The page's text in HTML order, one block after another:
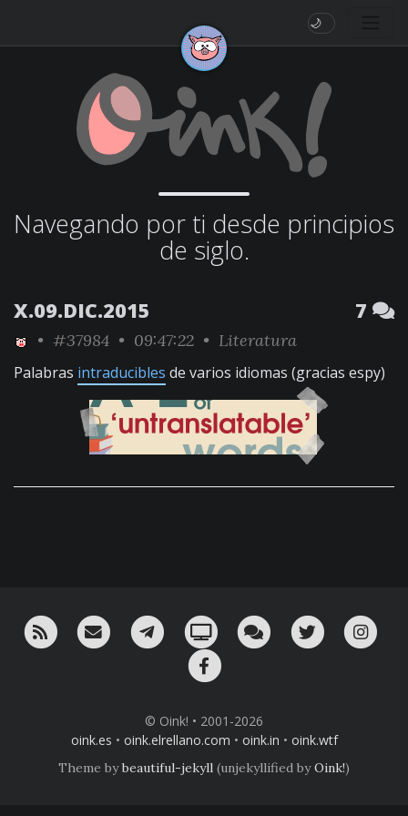
🌙
Navegando por ti desde principios
de siglo.
X.09.DIC.2015 7
• #37984 • 09:47:22 • Literatura
Palabras intraducibles de varios idiomas (gracias espy)
RSS ¡Mándame un email!¡Nuestro canal en Telegram!
Oink! TV Charla con nosotros
Twitter
© Oink! • 2001-2026
oink.es • oink.elrellano.com • oink.in • oink.wtf
Theme bybeautiful-jekyll (unjekyllified byOink!)